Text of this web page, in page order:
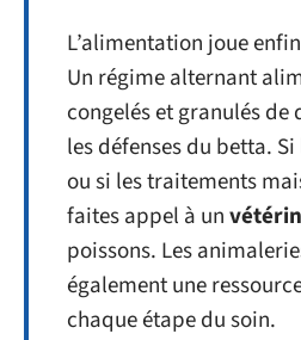
L’alimentation joue
Un régime alternant
congelés et granulés
les défenses du betta.
ou si les traitements
faites appel à un
poissons. Les
également une
chaque étape du soin.